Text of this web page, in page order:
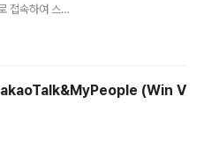
접속하여 스크
이 되는구나'라
러그 E02 분해
뒤에서 당겨
로 벌려서 뚜껑
(Win V